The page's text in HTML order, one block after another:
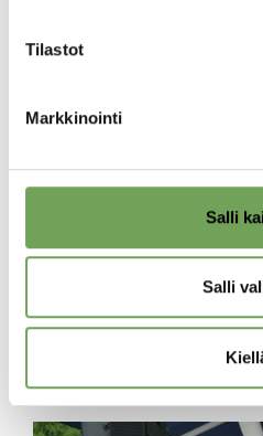
Tilastot
Markkinointi
Salli
Salli
AJANKOHTAISTA
”Mie samastan itteni
Kaisa Kumpula
Särestöniemestä
kulttuuritalolla 28.7.
Vuohijärven kulttuuritalolla